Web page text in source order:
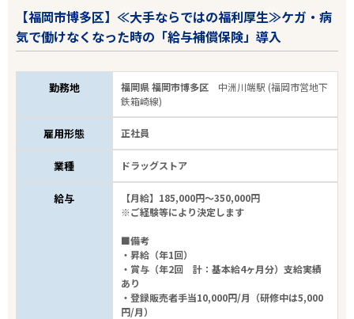
【福岡市博多区】≪大手ならではの福利厚生≫ケガ・病
気で働けなくなった時の「給与補償保険」導入
勤務地 福岡県 福岡市博多区 中洲川端駅 (福岡市営地下
鉄箱崎線)
雇用形態 正社員
業種 ドラッグストア
給与
【月給】185,000円～350,000円
※ご経験等により決定します
■備考
・昇給（年1回）
・賞与（年2回 計：基本給4ヶ月分）支給実績
あり
・登録販売者手当10,000円/月（研修中は5,000
円/月）